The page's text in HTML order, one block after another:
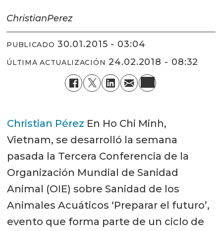
ChristianPerez
PUBLICADO 30.01.2015 - 03:04
ÚLTIMA ACTUALIZACIÓN 24.02.2018 - 08:32
Christian Pérez En Ho Chi Minh,
Vietnam, se desarrolló la semana
pasada la Tercera Conferencia de la
Organización Mundial de Sanidad
Animal (OIE) sobre Sanidad de los
Animales Acuáticos ‘Preparar el futuro’,
evento que forma parte de un ciclo de